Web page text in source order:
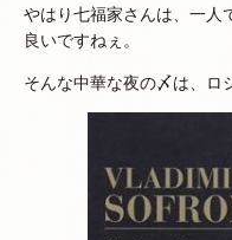
やはり七福家さんは、一人
良いですねぇ。
そんな中華な夜の〆は、ロ